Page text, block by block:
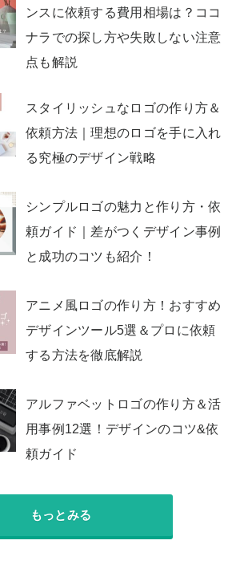
ンスに依頼する費用相場は？ココ
ナラでの探し方や失敗しない注意
点も解説
スタイリッシュなロゴの作り方＆
依頼方法｜理想のロゴを手に入れ
る究極のデザイン戦略
シンプルロゴの魅力と作り方・依
頼ガイド｜差がつくデザイン事例
と成功のコツも紹介！
アニメ風ロゴの作り方！おすすめ
デザインツール5選＆プロに依頼
する方法を徹底解説
アルファベットロゴの作り方＆活
用事例12選！デザインのコツ&依
頼ガイド
もっとみる